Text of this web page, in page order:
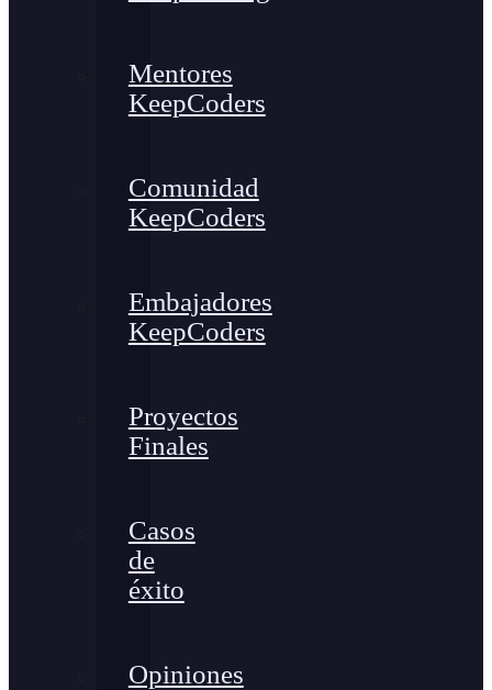
Mentores
KeepCoders
Comunidad
KeepCoders
Embajadores
KeepCoders
Proyectos
Finales
Casos
de
éxito
Opiniones